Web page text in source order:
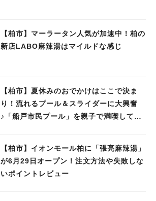
【柏市】マーラータン人気が加速中！柏の
新店LABO麻辣湯はマイルドな感じ
【柏市】夏休みのおでかけはここで決ま
り！流れるプール＆スライダーに大興奮
♪「船戸市民プール」を親子で満喫してき
【柏市】イオンモール柏に「張亮麻辣湯」
が6月29日オープン！注文方法や失敗しな
いポイントレビュー